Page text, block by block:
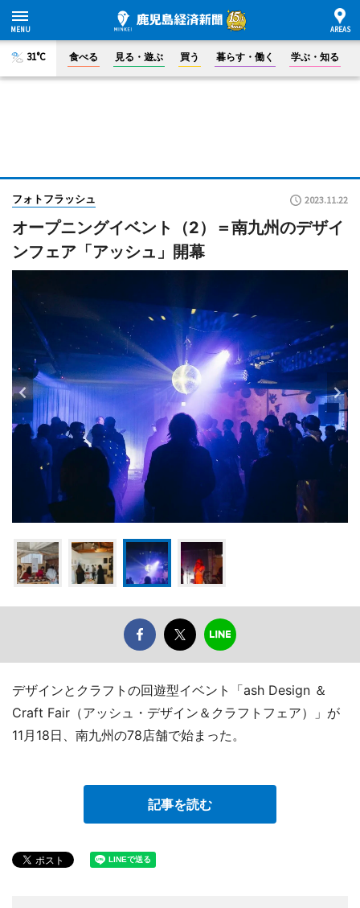
31°C 食べる 見る・遊ぶ 買う 暮らす・働く 学ぶ・知る
フォトフラッシュ 2023.11.22
オープニングイベント（2）＝南九州のデザイ
ンフェア「アッシュ」開幕
デザインとクラフトの回遊型イベント「ash Design ＆
Craft Fair（アッシュ・デザイン＆クラフトフェア）」が
11月18日、南九州の78店舗で始まった。
記事を読む